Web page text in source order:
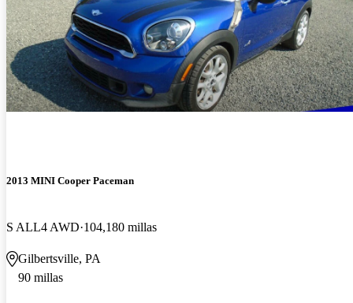
2013 MINI Cooper Paceman
S ALL4 AWD 104,180 millas
Gilbertsville, PA
90 millas